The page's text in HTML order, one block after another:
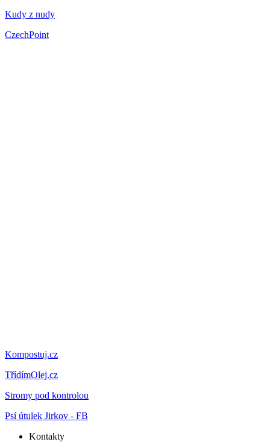
Kudy z nudy
CzechPoint
Kompostuj.cz
TřídímOlej.cz
Stromy pod kontrolou
Psí útulek Jirkov - FB
Kontakty